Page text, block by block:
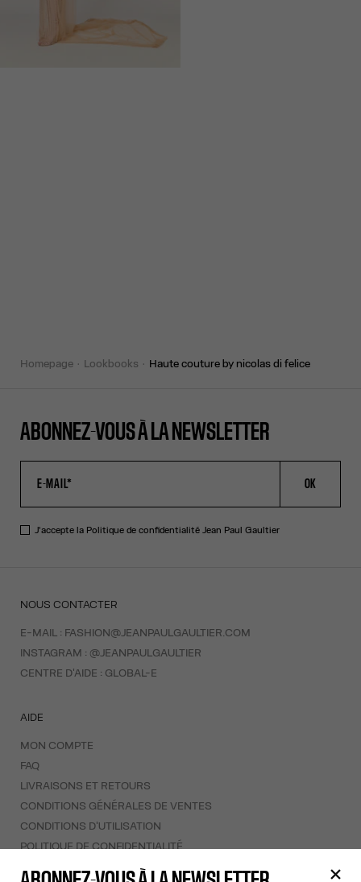
homepage lookbooks haute couture by nicolas di felice
ABONNEZ-VOUS À LA NEWSLETTER
OK
J'accepte la Politique de confidentialitéJean Paul Gaultier
NOUS CONTACTER
E-MAIL : FASHION@JEANPAULGAULTIER.COM
INSTAGRAM : @JEANPAULGAULTIER
CENTRE D'AIDE : GLOBAL-E
AIDE
MON COMPTE
FAQ
LIVRAISONS ET RETOURS
CONDITIONS GÉNÉRALES DE VENTES
CONDITIONS D'UTILISATION
POLITIQUE DE CONFIDENTIALITÉ
FORMULAIRE DE RÉTRACTATION